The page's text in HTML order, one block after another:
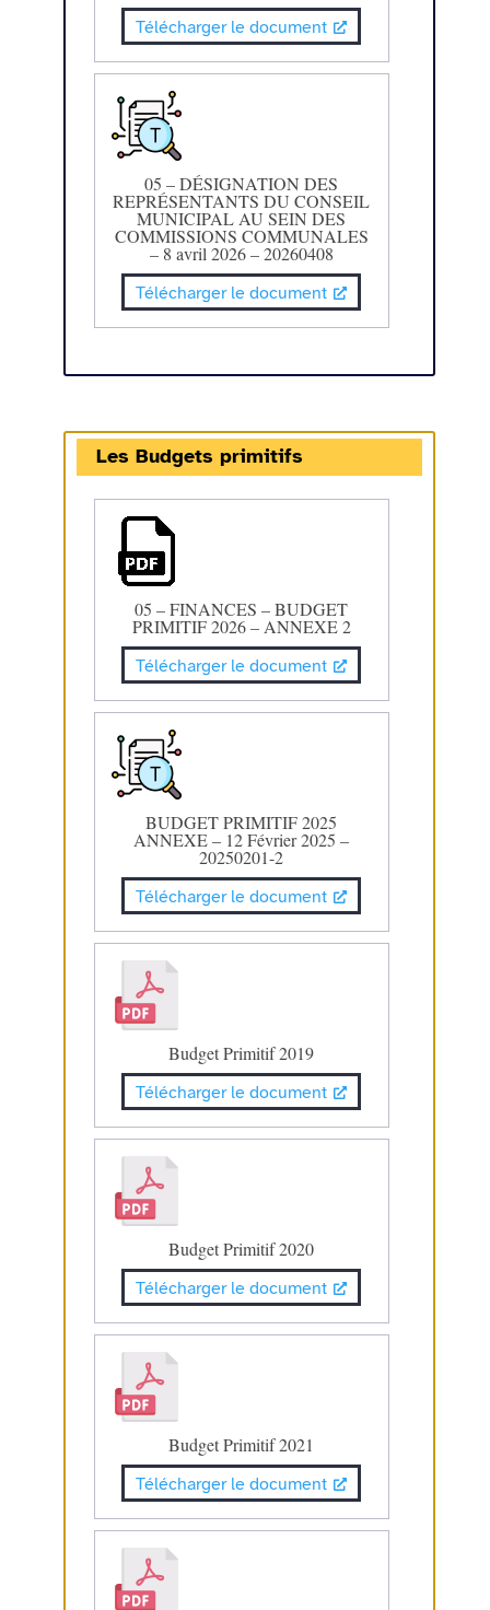
Télécharger le document
05 – DÉSIGNATION DES
REPRÉSENTANTS DU CONSEIL
MUNICIPAL AU SEIN DES
COMMISSIONS COMMUNALES
– 8 avril 2026 – 20260408
Télécharger le document
Les Budgets primitifs
05 – FINANCES – BUDGET
PRIMITIF 2026 – ANNEXE 2
Télécharger le document
BUDGET PRIMITIF 2025
ANNEXE – 12 Février 2025 –
20250201-2
Télécharger le document
Budget Primitif 2019
Télécharger le document
Budget Primitif 2020
Télécharger le document
Budget Primitif 2021
Télécharger le document